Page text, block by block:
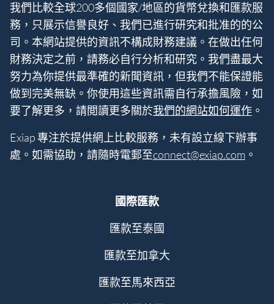
我們比較全球200多個國家/地區的貨幣兌換和匯款服
務，只展示信譽良好、我們已進行研究和批准的的公
司。本網站提供的資訊不構成財務建議。在做出任何
財務決定之前，請務必自行分析和研究。我們盡最大
努力為你提供最準確的新聞資訊，但我們不能保證能
做到完美無缺。你使用這些資訊需自行承擔風險，如
要了解更多，請閲讀更多關於我們的網站如何運作 。
Exiap 專注於提供網上比較服務，未有設立線下辦事
處。如需協助，請隨時電郵至connect@exiap.com 。
國際匯款
匯款至泰國
匯款至加拿大
匯款至馬來西亞